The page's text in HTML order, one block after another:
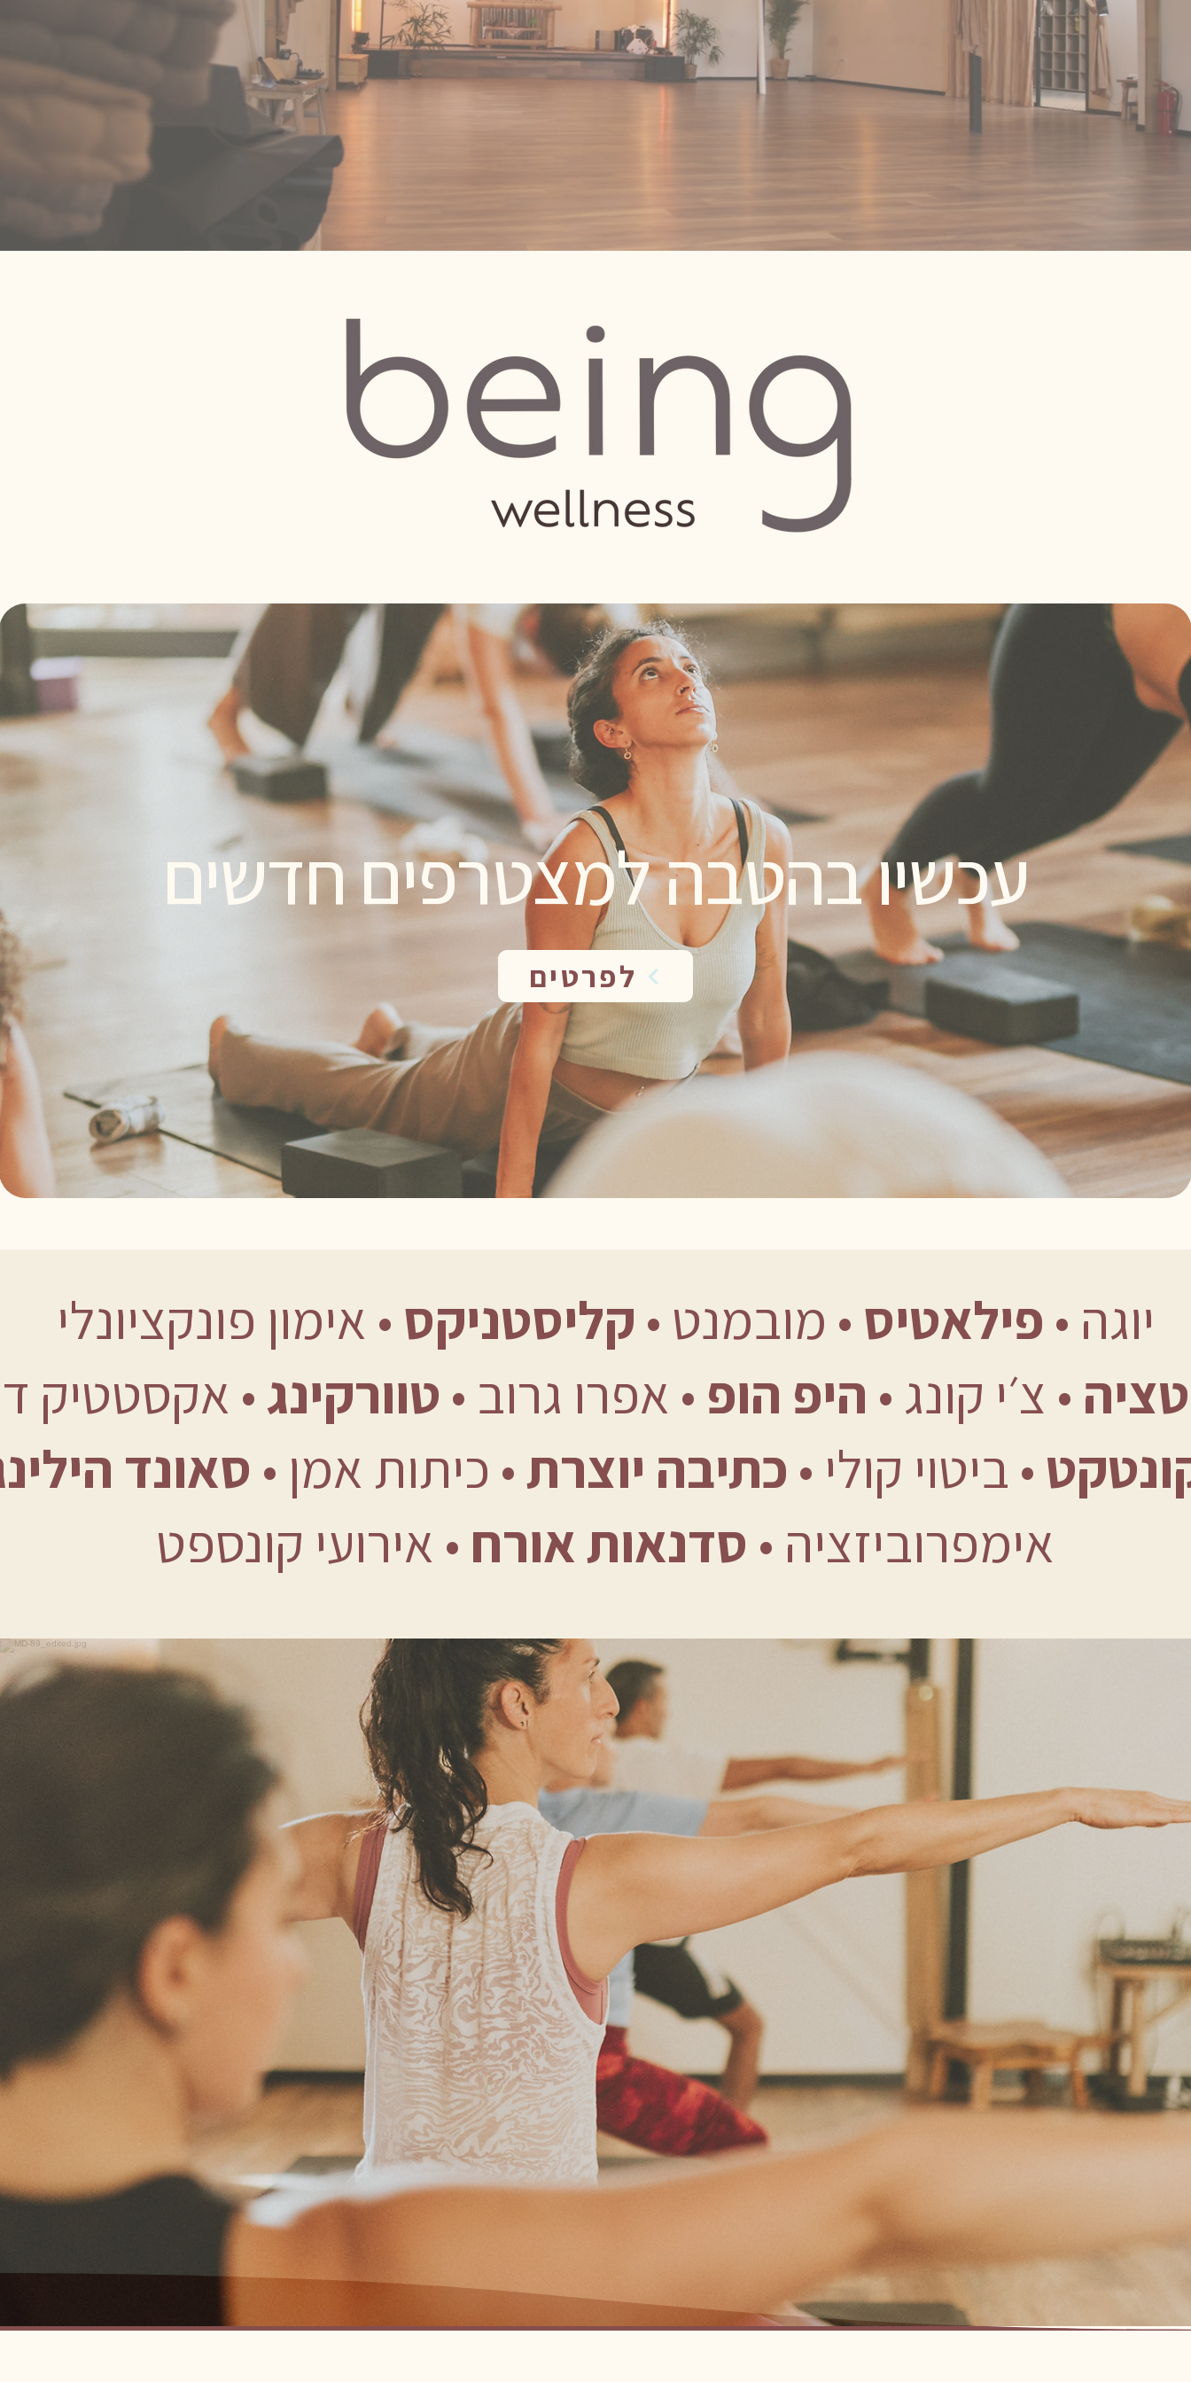
עכשיו בהטבה למצטרפים חדשים
לפרטים
יוגה •󠁏󠁏 פילאטיס •󠁏󠁏 מובמנט •󠁏󠁏 קליסטניקס •󠁏󠁏 אימון פונקציונלי
•󠁏󠁏 צ׳י קונג •󠁏󠁏 היפ הופ •󠁏󠁏 אפרו גרוב •󠁏󠁏 טוורקינג•󠁏󠁏 אקסטטיק
•󠁏󠁏 ביטוי קולי •󠁏󠁏 כתיבה יוצרת•󠁏󠁏 כיתות אמן •󠁏󠁏 סאונד
אימפרוביזציה •󠁏󠁏 סדנאות אורח •󠁏󠁏 אירועי קונספט